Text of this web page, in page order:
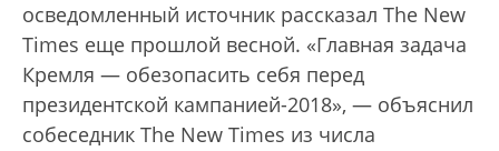
осведомленный источник рассказал The New
Times еще прошлой весной. «Главная задача
Кремля — обезопасить себя перед
президентской кампанией-2018», — объяснил
собеседник The New Times из числа